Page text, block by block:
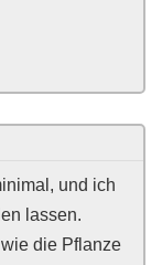
und ich
lassen.
die Pflanze